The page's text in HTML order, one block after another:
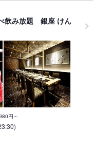
飲み放題 銀座 けん
円～